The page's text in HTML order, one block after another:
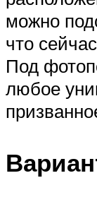
можно
что
Под
любое